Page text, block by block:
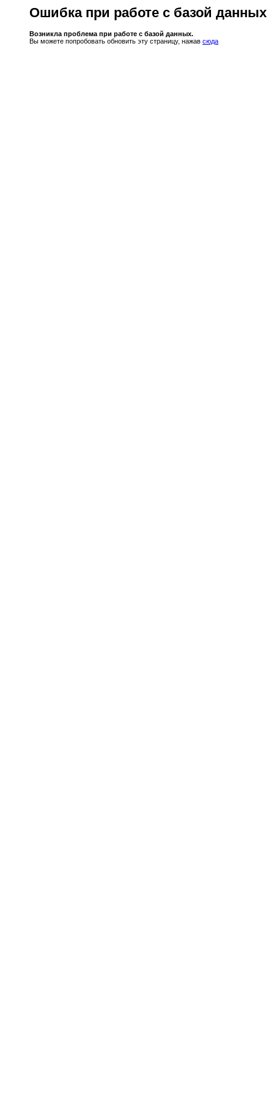
Ошибка при работе с базой данных
Возникла проблема при работе с базой данных.
Вы можете попробовать обновить эту страницу, нажав сюда